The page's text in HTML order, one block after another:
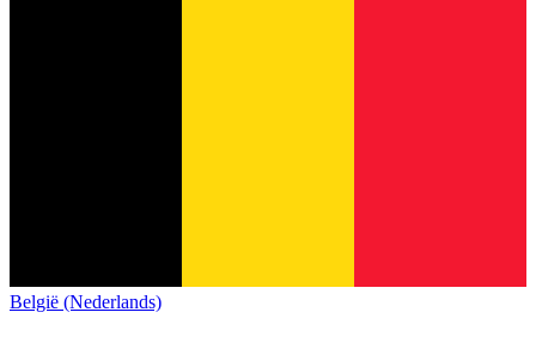
België (Nederlands)